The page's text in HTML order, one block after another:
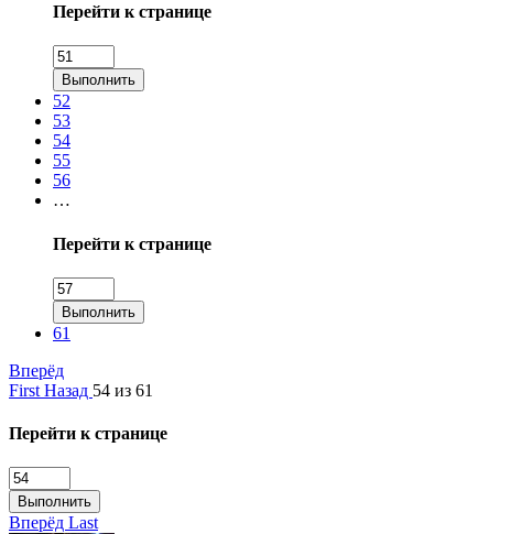
Перейти к странице
Выполнить
52
53
54
55
56
…
Перейти к странице
Выполнить
61
Вперёд
First Назад 54 из 61
Перейти к странице
Выполнить
Вперёд Last